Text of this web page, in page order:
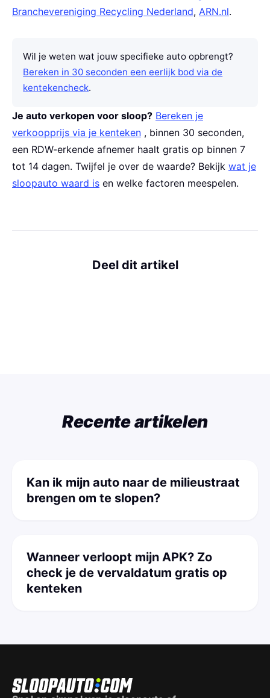
Branchevereniging Recycling Nederland, ARN.nl.
Wil je weten wat jouw specifieke auto opbrengt?
Bereken in 30 seconden een eerlijk bod via de
kentekencheck.
Je auto verkopen voor sloop? Bereken je
verkoopprijs via je kenteken , binnen 30 seconden,
een RDW-erkende afnemer haalt gratis op binnen 7
tot 14 dagen. Twijfel je over de waarde? Bekijk wat je
sloopauto waard is en welke factoren meespelen.
Deel dit artikel
Recente artikelen
Kan ik mijn auto naar de milieustraat
brengen om te slopen?
Wanneer verloopt mijn APK? Zo
check je de vervaldatum gratis op
kenteken